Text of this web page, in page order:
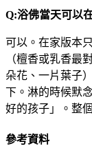
Q:浴佛當天可以
可以。在家版本
（檀香或乳香最
朵花、一片葉子
下。淋的時候默
好的孩子」。整
參考資料